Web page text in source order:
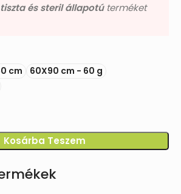
és steril állapotúterméket
cm
60X90 cm - 60 g
Kosárba Teszem